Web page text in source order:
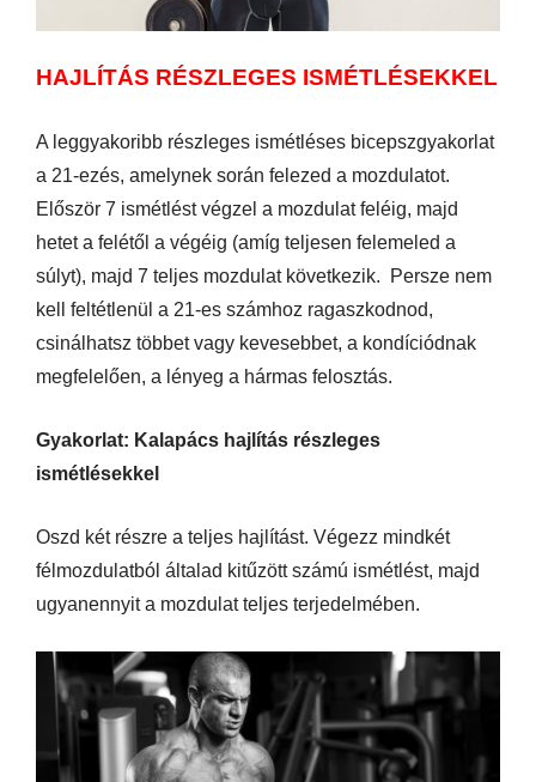
HAJLÍTÁS RÉSZLEGES ISMÉTLÉSEKKEL
A leggyakoribb részleges ismétléses bicepszgyakorlat
a 21-ezés, amelynek során felezed a mozdulatot.
Először 7 ismétlést végzel a mozdulat feléig, majd
hetet a felétől a végéig (amíg teljesen felemeled a
súlyt), majd 7 teljes mozdulat következik. Persze nem
kell feltétlenül a 21-es számhoz ragaszkodnod,
csinálhatsz többet vagy kevesebbet, a kondíciódnak
megfelelően, a lényeg a hármas felosztás.
Gyakorlat: Kalapács hajlítás részleges
ismétlésekkel
Oszd két részre a teljes hajlítást. Végezz mindkét
félmozdulatból általad kitűzött számú ismétlést, majd
ugyanennyit a mozdulat teljes terjedelmében.